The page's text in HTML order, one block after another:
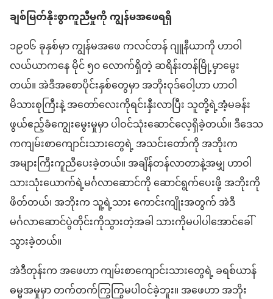
ချစ်​မြတ်နိုး​စွာ​ကူညီ​မှု​ကို ကျွန်မ​အဖေ​ရရှိ
၁၉၀၆ ခုနှစ်​မှာ ကျွန်မ​အဖေ ကလင်တန် ဂျူနီယာ​ကို ဟာ​ဝါ​
လယ်ယာ​ကနေ မိုင် ၅၀ လောက်​ရှိတဲ့ ဆ​ရိန်း​တန်​မြို့မှာ​မွေး
တယ်။ အဲဒီ​အစောပိုင်း​နှစ်တွေ​မှာ အဘိုး​ဝုဒ်​ဝေါ့​ဟာ ဟာ​ဝါ​
မိသားစုကြီး​နဲ့ အတော်လေး​ကို​ရင်းနှီး​လာပြီး သူတို့ရဲ့​အံ့မခန်း
ဖွယ်​ဧည့်ခံ​ကျွေးမွေး​မှု​မှာ ပါဝင်​သုံးဆောင်​လေ့​ရှိခဲ့တယ်။ ဒီ​ဒေသ
က​ကျမ်းစာ​ကျောင်းသား​တွေ​ရဲ့ အသင်းတော်ကို အဘိုး​က
အများကြီး​ကူညီပေး​ခဲ့တယ်။ အချိန်တန်​လာတာ​နဲ့​အမျှ ဟာ​ဝါ​
သား​သုံးယောက်ရဲ့​မင်္ဂလာဆောင်​ကို ဆောင်ရွက်​ပေးဖို့ အဘိုး​ကို​
ဖိတ်တယ်၊ အဘိုး​က သူ့ရဲ့​သား ကောင်းကျိုး​အတွက် အဲဒီ​
မင်္ဂလာဆောင်​ပွဲ​တိုင်း​ကို​သွားတဲ့အခါ သားကို​မပါ​ပါ​အောင်​ခေါ်
သွား​ခဲ့တယ်။
အဲဒီတုန်းက အဖေဟာ ကျမ်းစာ​ကျောင်းသား​တွေ​ရဲ့ ခရစ်ယာန်​
ဓမ္မ​အမှုမှာ တက်တက်ကြွကြွ​မပါဝင်​ခဲ့​ဘူး။ အဖေဟာ အဘိုး